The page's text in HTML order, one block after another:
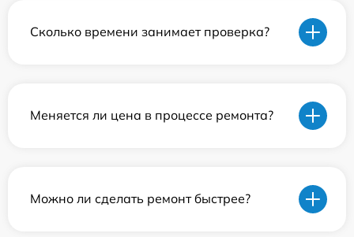
Сколько времени занимает проверка?
Меняется ли цена в процессе ремонта?
Можно ли сделать ремонт быстрее?